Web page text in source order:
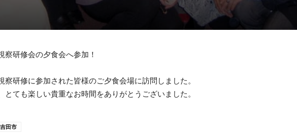
研修会の夕食会へ参加！
研修に参加された皆様のご夕食会場に訪問しました。
ても楽しい貴重なお時間をありがとうございました。
田市